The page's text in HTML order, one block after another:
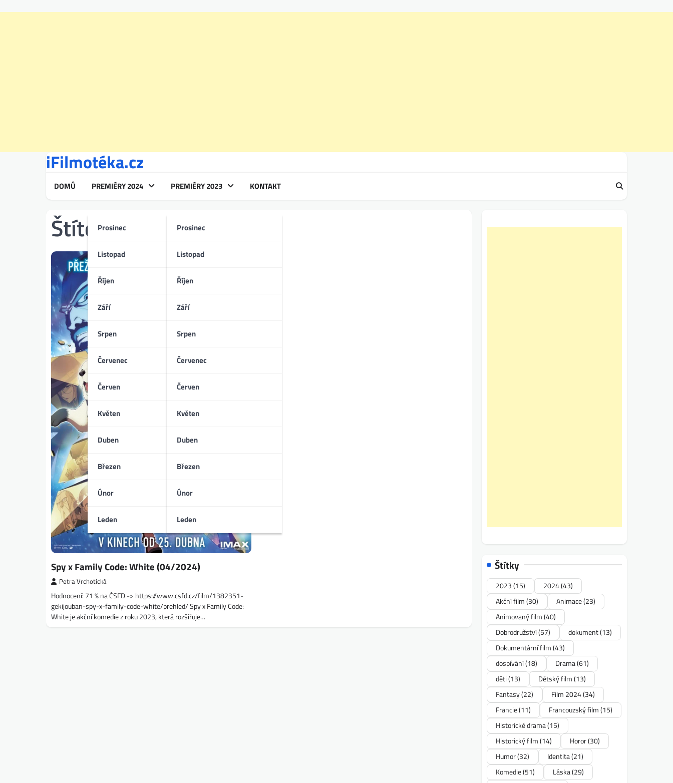
iFilmotéka.cz
DOMŮ PREMIÉRY 2024
Prosinec
Listopad
Říjen
Září
Srpen
Červenec
Červen
Květen
Duben
Březen
Únor
Leden
PREMIÉRY 2023
Prosinec
Listopad
Říjen
Září
Srpen
Červenec
Červen
Květen
Duben
Březen
Únor
Leden
KONTAKT
Štítek:WIT Studio
Spy x Family Code: White (04/2024)
Petra Vrchotická
Hodnocení: 71 % na ČSFD -> https://www.csfd.cz/film/1382351-
gekijouban-spy-x-family-code-white/prehled/ Spy x Family Code:
White je akční komedie z roku 2023, která rozšiřuje…
Štítky
2023(15) 2024(43)
Akční film(30) Animace(23)
Animovaný film(40)
Dobrodružství(57) dokument(13)
Dokumentární film(43)
dospívání(18) Drama(61)
děti(13) Dětský film(13)
Fantasy(22) Film 2024(34)
Francie(11) Francouzský film(15)
Historické drama(15)
Historický film(14) Horor(30)
Humor(32) Identita(21)
Komedie(51) Láska(29)